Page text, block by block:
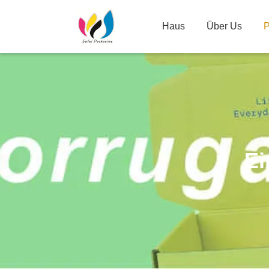
Haus Über Us